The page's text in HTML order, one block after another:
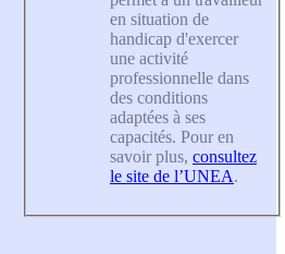
en situation de
handicap d'exercer
une activité
professionnelle dans
des conditions
adaptées à ses
capacités. Pour en
savoir plus, consultez
le site de l’UNEA.